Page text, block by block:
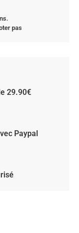
pas
29.90€
Paypal